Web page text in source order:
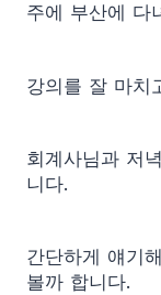
주에 부산에 다
강의를 잘 마치
회계사님과 저
니다.
간단하게 얘기
볼까 합니다.